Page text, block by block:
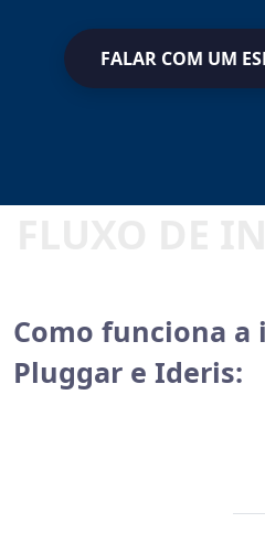
FALAR COM UM
FALAR COM UM
Como funciona a
Pluggar e Ideris: